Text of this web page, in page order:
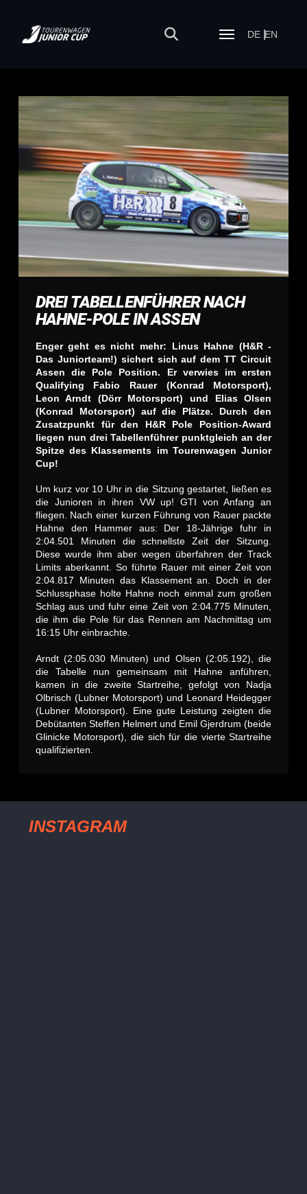
DE EN
DREI TABELLENFÜHRER NACH
HAHNE-POLE IN ASSEN
Enger geht es nicht mehr: Linus Hahne (H&R -
Das Juniorteam!) sichert sich auf dem TT Circuit
Assen die Pole Position. Er verwies im ersten
Qualifying Fabio Rauer (Konrad Motorsport),
Leon Arndt (Dörr Motorsport) und Elias Olsen
(Konrad Motorsport) auf die Plätze. Durch den
Zusatzpunkt für den H&R Pole Position-Award
liegen nun drei Tabellenführer punktgleich an der
Spitze des Klassements im Tourenwagen Junior
Cup!
Um kurz vor 10 Uhr in die Sitzung gestartet, ließen es
die Junioren in ihren VW up! GTI von Anfang an
fliegen. Nach einer kurzen Führung von Rauer packte
Hahne den Hammer aus: Der 18-Jährige fuhr in
2:04.501 Minuten die schnellste Zeit der Sitzung.
Diese wurde ihm aber wegen überfahren der Track
Limits aberkannt. So führte Rauer mit einer Zeit von
2:04.817 Minuten das Klassement an. Doch in der
Schlussphase holte Hahne noch einmal zum großen
Schlag aus und fuhr eine Zeit von 2:04.775 Minuten,
die ihm die Pole für das Rennen am Nachmittag um
16:15 Uhr einbrachte.
Arndt (2:05.030 Minuten) und Olsen (2:05.192), die
die Tabelle nun gemeinsam mit Hahne anführen,
kamen in die zweite Startreihe, gefolgt von Nadja
Olbrisch (Lubner Motorsport) und Leonard Heidegger
(Lubner Motorsport). Eine gute Leistung zeigten die
Debütanten Steffen Helmert und Emil Gjerdrum (beide
Glinicke Motorsport), die sich für die vierte Startreihe
qualifizierten.
INSTAGRAM